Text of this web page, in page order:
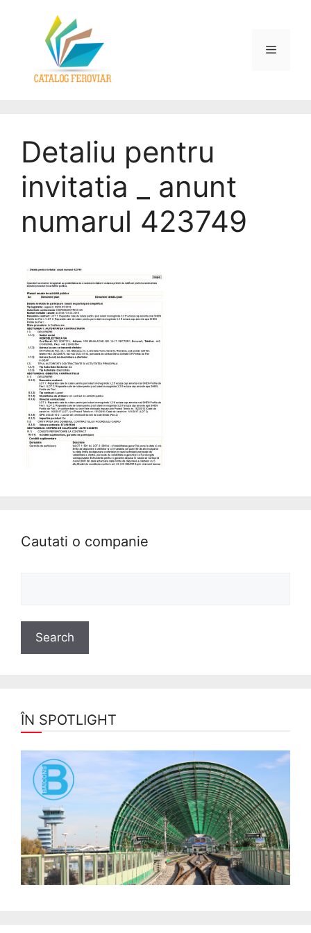
Detaliu pentru
invitatia _ anunt
numarul 423749
Cautati o companie
ÎN SPOTLIGHT